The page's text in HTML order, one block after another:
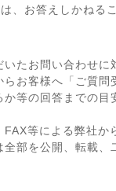
、お答えしかねる
たお問い合わせ
お客様へ「ご質
等の回答までの目
等による弊社か
部を公開、転載、